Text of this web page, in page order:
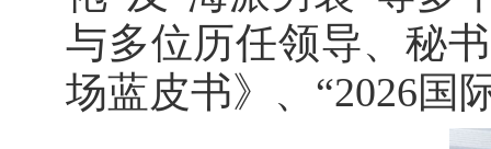
与多位历任领导、秘
场蓝皮书》、“2026国